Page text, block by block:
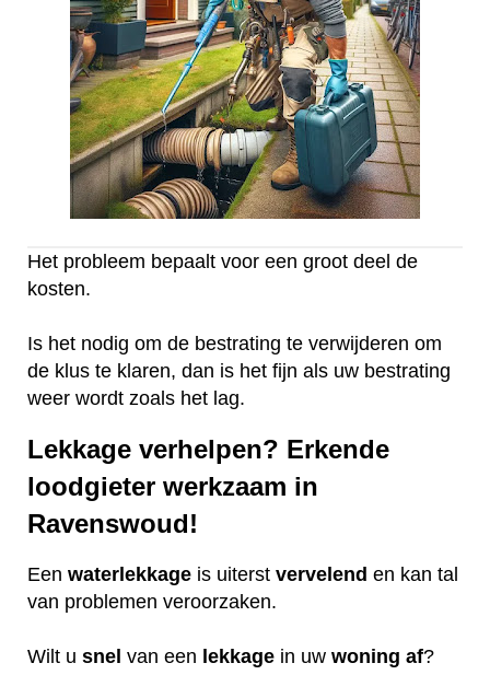
Het probleem bepaalt voor een groot deel de
kosten.
Is het nodig om de bestrating te verwijderen om
de klus te klaren, dan is het fijn als uw bestrating
weer wordt zoals het lag.
Lekkage verhelpen? Erkende
loodgieter werkzaam in
Ravenswoud!
Een waterlekkage is uiterst vervelend en kan tal
van problemen veroorzaken.
Wilt u snel van een lekkage in uw woning af?